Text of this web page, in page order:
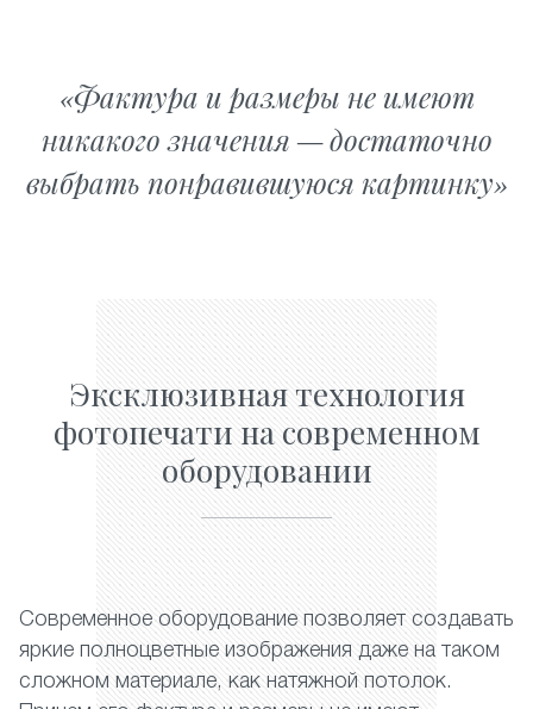
Фактура и размеры не имеют
никакого значения — достаточно
выбрать понравившуюся картинку
Эксклюзивная технология
фотопечати на современном
оборудовании
Современное оборудование позволяет создавать
яркие полноцветные изображения даже на таком
сложном материале, как натяжной потолок.